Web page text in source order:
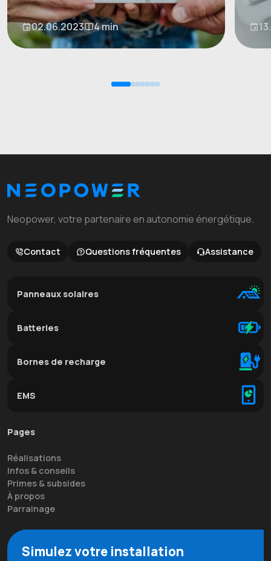
02.06.2023 4 min
Neopower, votre partenaire en autonomie énergétique.
Contact Questions fréquentes Assistance
Panneaux solaires
Batteries
Bornes de recharge
EMS
Pages
Réalisations
Infos & conseils
Primes & subsides
À propos
Parrainage
Simulez votre installation